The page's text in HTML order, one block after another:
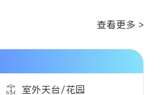
查看更多 >
室外天台/花园